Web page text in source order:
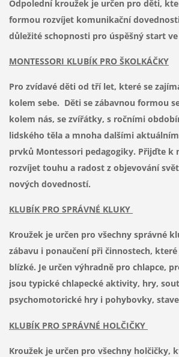
Odpolední kroužek je určen pro děti,
formou rozvíjet komunikační
důležité schopnosti pro úspěšný start
MONTESSORI KLUBÍK PRO ŠKOLKÁČKY
Pro zvídavé děti od tří let, které se
kolem sebe. Děti se zábavnou formou
kolem nás, se zvířátky, s ročními
lidského těla a mnoha dalšími
prvků Montessori pedagogiky. Přijďte k
rozvíjet touhu a radost z objevování
nových dovedností.
KLUBÍK PRO SPRÁVNÉ KLUKY
Kroužek je určen pro všechny správné
zábavu i ponaučení při činnostech,
blízké. Je určen výhradně pro chlapce,
jsou typické chlapecké aktivity, hry,
psychomotorické hry i pohybovky,
KLUBÍK PRO SPRÁVNÉ HOLČIČKY
Kroužek je určen pro všechny holčičky,